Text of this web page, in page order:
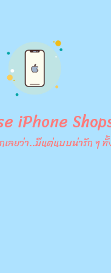
iPhone
ลยว่า..มีแต่แบบน่ารัก ๆ